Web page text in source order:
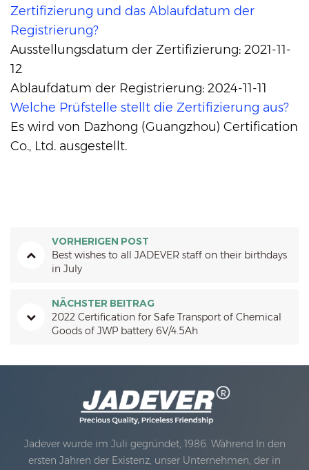
Zertifizierung und das Ablaufdatum der
Registrierung?
Ausstellungsdatum der Zertifizierung: 2021-11-
12
Ablaufdatum der Registrierung: 2024-11-11
Welche Prüfstelle stellt die Zertifizierung aus?
Es wird von Dazhong (Guangzhou) Certification
Co., Ltd. ausgestellt.
VORHERIGEN POST
Best wishes to all JADEVER staff on their birthdays
in July
NÄCHSTER BEITRAG
2022 Certification for Safe Transport of Chemical
Goods of JWP battery 6V/4.5Ah
Jadever wurde im Juli gegründet, 1986. Während In den
ersten Jahren der Existenz, unser Unternehmen, der in